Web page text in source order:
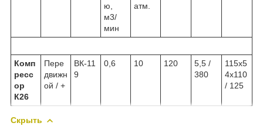
ю,
м3/
мин
атм.
Комп
ресс
ор
К26
Пере
движн
ой / +
ВК-11
9
0,6 10 120
5,5 /
380
115х5
4х110
/ 125
Скрыть